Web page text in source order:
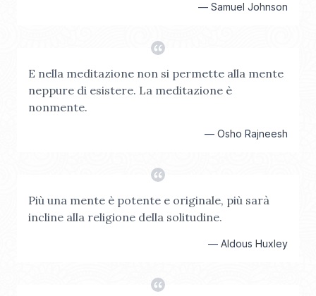
— Samuel Johnson
E nella meditazione non si permette alla mente
neppure di esistere. La meditazione è
nonmente.
— Osho Rajneesh
Più una mente è potente e originale, più sarà
incline alla religione della solitudine.
— Aldous Huxley